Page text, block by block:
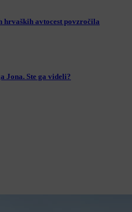
hrvaških avtocest povzročila
Jona. Ste ga videli?